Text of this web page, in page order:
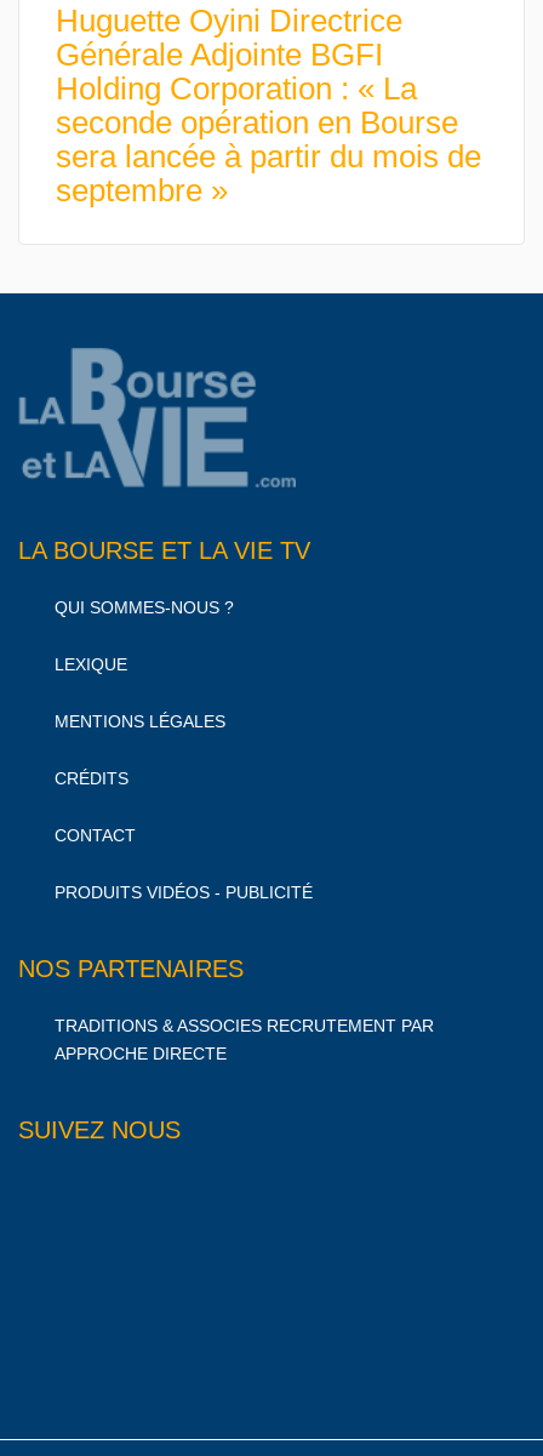
Huguette Oyini Directrice
Générale Adjointe BGFI
Holding Corporation : « La
seconde opération en Bourse
sera lancée à partir du mois de
septembre »
LA BOURSE ET LA VIE TV
QUI SOMMES-NOUS ?
LEXIQUE
MENTIONS LÉGALES
CRÉDITS
CONTACT
PRODUITS VIDÉOS - PUBLICITÉ
NOS PARTENAIRES
TRADITIONS & ASSOCIES RECRUTEMENT PAR
APPROCHE DIRECTE
SUIVEZ NOUS